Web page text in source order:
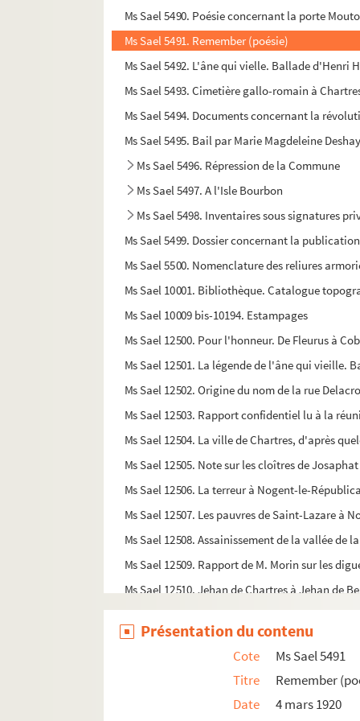
Ms Sael 5490. Poésie concernant la porte
Ms Sael 5491. Remember (poésie)
Ms Sael 5492. L'âne qui vielle. Ballade d'Henri
Ms Sael 5493. Cimetière gallo-romain à
Ms Sael 5494. Documents concernant la
Ms Sael 5495. Bail par Marie Magdeleine
Ms Sael 5496. Répression de la Commune
Ms Sael 5497. A l'Isle Bourbon
Ms Sael 5498. Inventaires sous signatures
Ms Sael 5499. Dossier concernant la
Ms Sael 5500. Nomenclature des reliures
Ms Sael 10001. Bibliothèque. Catalogue
Ms Sael 10009 bis-10194. Estampages
Ms Sael 12500. Pour l'honneur. De Fleurus à
Ms Sael 12501. La légende de l'âne qui vieille.
Ms Sael 12502. Origine du nom de la rue
Ms Sael 12503. Rapport confidentiel lu à la
Ms Sael 12504. La ville de Chartres, d'après
Ms Sael 12505. Note sur les cloîtres de
Ms Sael 12506. La terreur à Nogent-le-
Ms Sael 12507. Les pauvres de Saint-Lazare
Ms Sael 12508. Assainissement de la vallée
Ms Sael 12509. Rapport de M. Morin sur les
Ms Sael 12510. Jehan de Chartres à Jehan de
Ms Sael 12511. L'ange au cadran solaire par
Ms Sael 12512. Une découverte de
Ms Sael 12513. Un ossuaire à Armenouville-
Ms Sael 12514. Fortifications d'églises en
Ms Sael 12515. Fouilles au Clos-l'Evêque à
Présentation du contenu
Cote
Ms Sael 5491
Titre
Remember
Date
4 mars 1920